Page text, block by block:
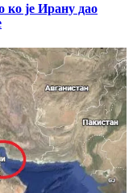
је Ирану дао